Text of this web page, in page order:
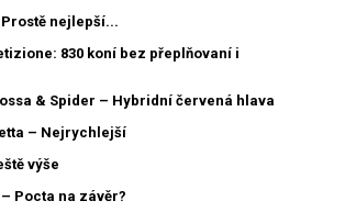
nejlepší...
830 koní bez přeplňovaní i
& Spider – Hybridní červená hlava
– Nejrychlejší
výše
Pocta na závěr?